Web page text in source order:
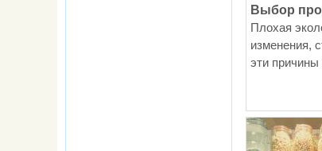
Выбор
Плохая
изменения,
эти причины